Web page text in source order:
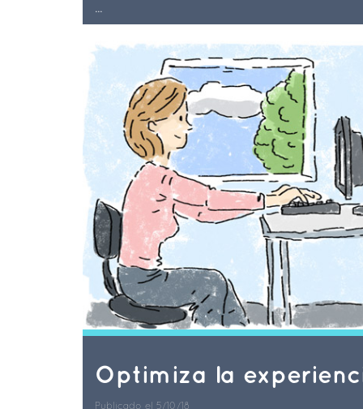
...
Optimiza la
Publicado el 5/10/18